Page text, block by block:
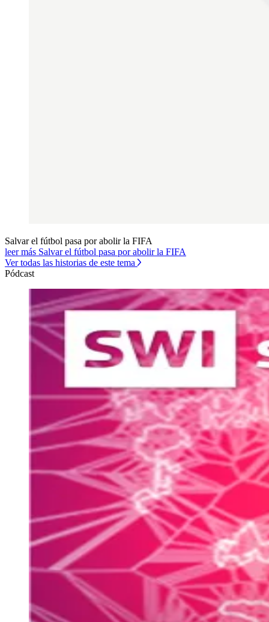
Salvar el fútbol pasa por abolir la FIFA
leer más Salvar el fútbol pasa por abolir la FIFA
Ver todas las historias de este tema
Pódcast